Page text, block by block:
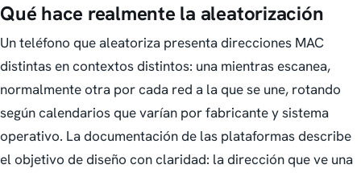
Qué hace realmente la aleatorización
Un teléfono que aleatoriza presenta direcciones MAC
distintas en contextos distintos: una mientras escanea,
normalmente otra por cada red a la que se une, rotando
según calendarios que varían por fabricante y sistema
operativo. La documentación de las plataformas describe
el objetivo de diseño con claridad: la dirección que ve una